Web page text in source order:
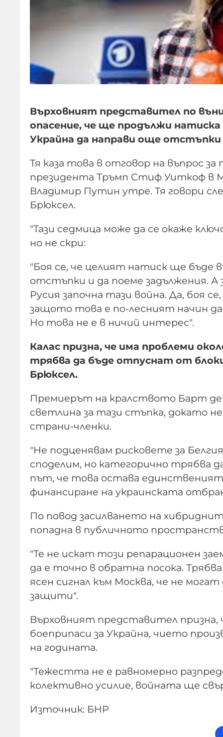
Върховният представител по
опасение, че ще продължи
Украйна да направи още отстъпки
Тя каза това в отговор на въпрос
президента Тръмп Стиф Уиткоф в
Владимир Путин утре. Тя говори
Брюксел.
"Тази седмица може да се окаже
но не скри:
"Боя се, че целият натиск ще бъде
отстъпки и да поеме задължения. А
Русия започна тази война. Да, боя
защото това е по-лесният начин да
Но това не е в ничий интерес".
Калас призна, че има проблеми
трябва да бъде отпуснат от
Брюксел.
Премиерът на кралството Барт де
светлина за тази стъпка, докато
страни-членки.
"Не подценявам рисковете за
споделим, но категорично трябва
път, че това остава
финансиране на украинската
По повод засилването на
попадна в публичното
"Те не искат този репарационен
да е точно в обратна посока.
ясен сигнал към Москва, че не
защити".
Върховният представител призна,
боеприпаси за Украйна, чието
на годината.
"Тежестта не е равномерно
колективно усилие, войната ще
Източник: БНР